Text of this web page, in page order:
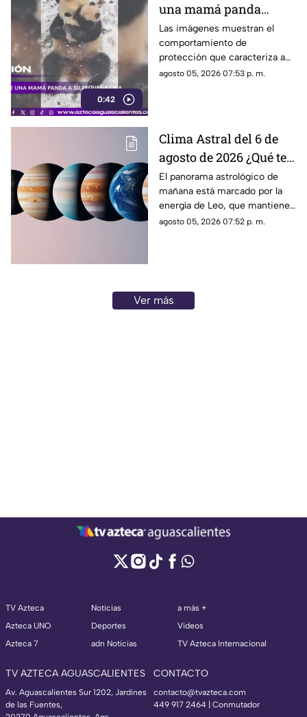
0:42
una mamá panda
protege a su cría
Las imágenes muestran el
comportamiento de
protección que caracteriza a
las pandas gigantes durante los
agosto 05, 2026 07:53 p. m.
Clima Astral del 6 de
agosto de 2026 ¿Qué te
depara la energía del
día?
El panorama astrológico de
mañana está marcado por la
energía de Leo, que mantiene
el enfoque en la creatividad, la
agosto 05, 2026 07:52 p. m.
Ver más
TV Azteca
Azteca UNO
Azteca 7
Noticias
Deportes
adn Noticias
a más +
Videos
TV Azteca Internacional
TV AZTECA AGUASCALIENTES
Av. Aguascalientes Sur 1202, Jardines
de las Fuentes,
CONTACTO
contacto@tvazteca.com
449 917 2464 | Conmutador